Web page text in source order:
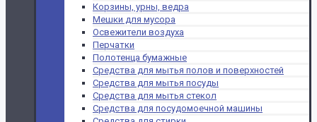
Корзины, урны, ведра
Мешки для мусора
Освежители воздуха
Перчатки
Полотенца бумажные
Средства для мытья полов и поверхностей
Средства для мытья посуды
Средства для мытья стекол
Средства для посудомоечной машины